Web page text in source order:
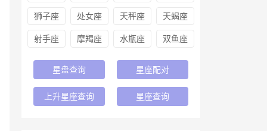
狮子座 处女座 天秤座 天蝎座
射手座 摩羯座 水瓶座 双鱼座
星盘查询 星座配对
上升星座查询 星座查询